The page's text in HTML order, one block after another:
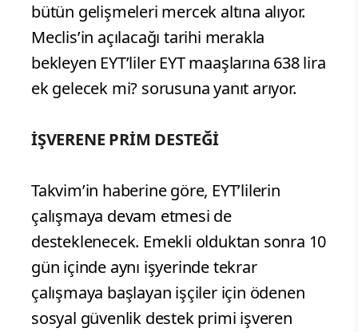
bütün gelişmeleri mercek altına alıyor.
Meclis’in açılacağı tarihi merakla
bekleyen EYT’liler EYT maaşlarına 638 lira
ek gelecek mi? sorusuna yanıt arıyor.
İŞVERENE PRİM DESTEĞİ
Takvim’in haberine göre, EYT’lilerin
çalışmaya devam etmesi de
desteklenecek. Emekli olduktan sonra 10
gün içinde aynı işyerinde tekrar
çalışmaya başlayan işçiler için ödenen
sosyal güvenlik destek primi işveren